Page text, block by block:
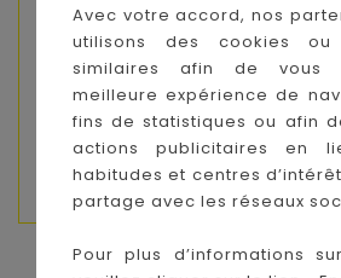
Avec votre accord, nos
utilisons des cookies ou
similaires afin de vous
meilleure expérience de
fins de statistiques ou afin
actions publicitaires en
habitudes et centres
partage avec les réseaux
Pour plus d’informations
au sol, il ne se casse pas.
Il est simple à nettoyer au
nécessaire il passe au micro-
résistance à la chaleur
Composition : 100% silicone